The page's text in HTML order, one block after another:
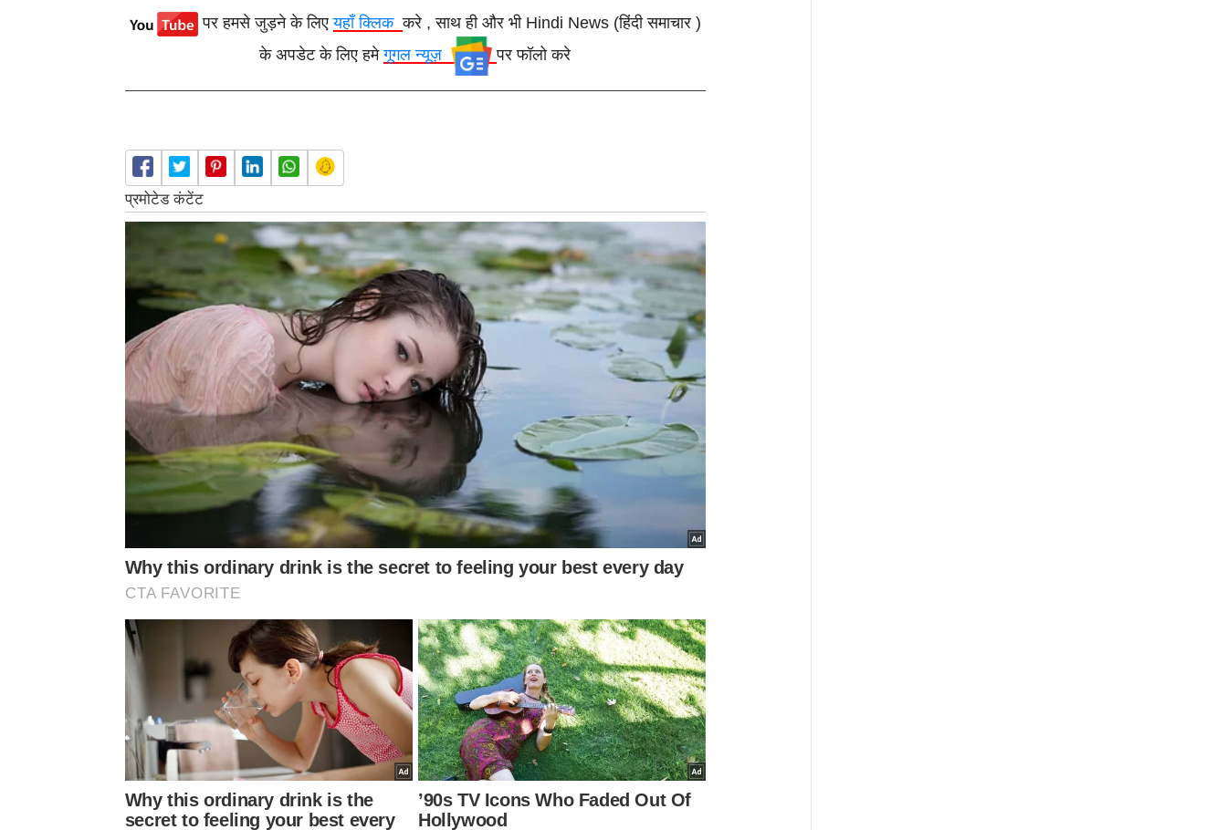
पर हमसे जुड़ने के लिएयहाँ क्लिककरे , साथ ही और भी Hindi News (हिंदी समाचार )
के अपडेट के लिए हमेगूगल न्यूज़ पर फॉलो करे